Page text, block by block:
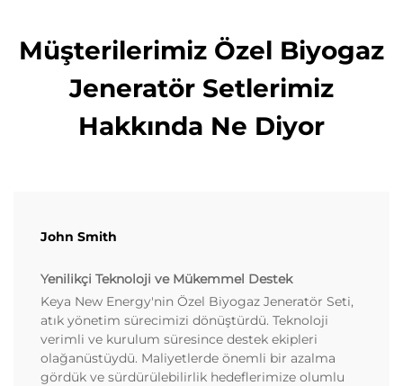
Müşterilerimiz Özel Biyogaz
Jeneratör Setlerimiz
Hakkında Ne Diyor
John Smith
Yenilikçi Teknoloji ve Mükemmel Destek
Keya New Energy'nin Özel Biyogaz Jeneratör Seti,
atık yönetim sürecimizi dönüştürdü. Teknoloji
verimli ve kurulum süresince destek ekipleri
olağanüstüydü. Maliyetlerde önemli bir azalma
gördük ve sürdürülebilirlik hedeflerimize olumlu